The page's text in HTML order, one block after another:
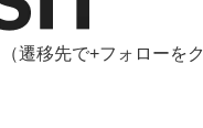
（遷移先で+フォローをク